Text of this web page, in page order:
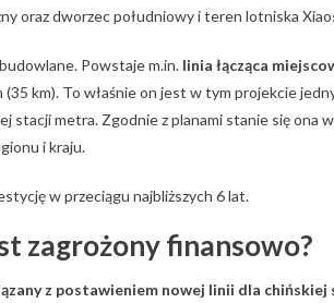
oraz dworzec południowy i teren lotniska
Powstaje m.in. linia łącząca
(35 km). To właśnie on jest w tym projekcie
stacji metra. Zgodnie z planami stanie się ona
i kraju.
w przeciągu najbliższych 6 lat.
zagrożony finansowo?
z postawieniem nowej linii dla chińskiej